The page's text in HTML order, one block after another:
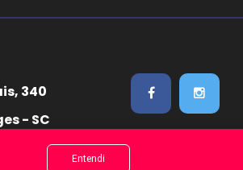
340
- SC
Entendi